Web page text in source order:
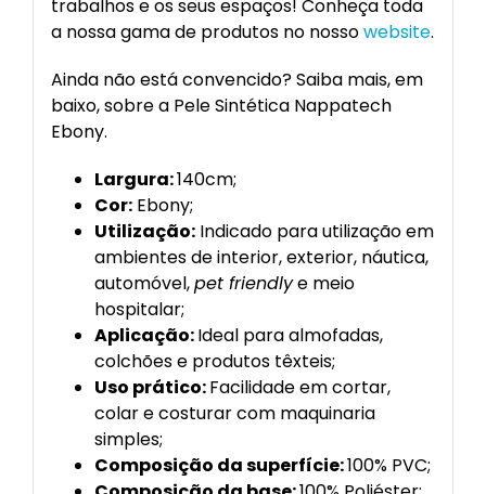
trabalhos e os seus espaços! Conheça toda
a nossa gama de produtos no nossowebsite.
Ainda não está convencido? Saiba mais, em
baixo, sobre a Pele Sintética Nappatech
Ebony.
Largura:140cm;
Cor:Ebony;
Utilização:Indicado para utilização em
ambientes de interior, exterior, náutica,
automóvel,pet friendlye meio
hospitalar;
Aplicação:Ideal para almofadas,
colchões e produtos têxteis;
Uso prático:Facilidade em cortar,
colar e costurar com maquinaria
simples;
Composição da superfície:100% PVC;